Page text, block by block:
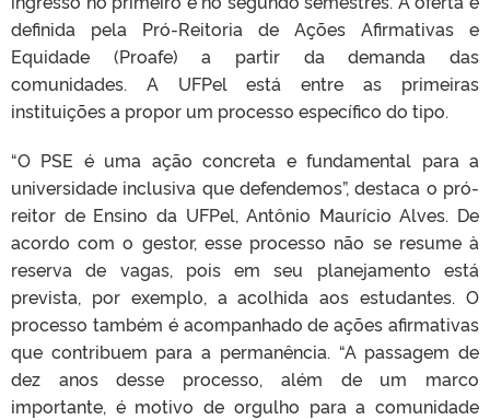
definida pela Pró-Reitoria de Ações Afirmativas e
Equidade (Proafe) a partir da demanda das
comunidades. A UFPel está entre as primeiras
instituições a propor um processo específico do tipo.
“O PSE é uma ação concreta e fundamental para a
universidade inclusiva que defendemos”, destaca o pró-
reitor de Ensino da UFPel, Antônio Maurício Alves. De
acordo com o gestor, esse processo não se resume à
reserva de vagas, pois em seu planejamento está
prevista, por exemplo, a acolhida aos estudantes. O
processo também é acompanhado de ações afirmativas
que contribuem para a permanência. “A passagem de
dez anos desse processo, além de um marco
importante, é motivo de orgulho para a comunidade